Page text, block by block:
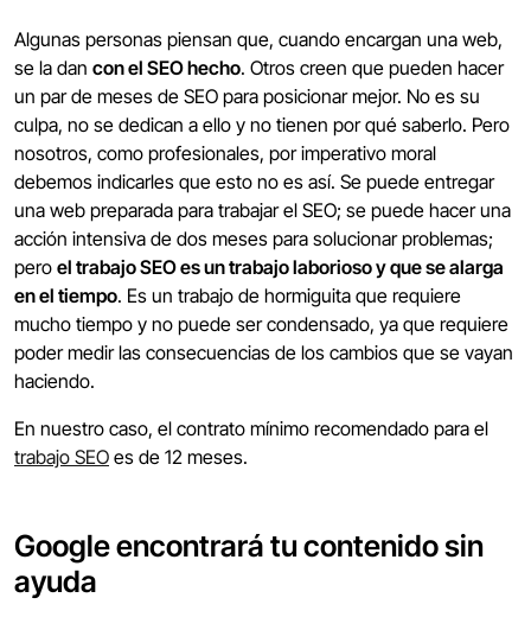
Algunas personas piensan que, cuando encargan una web,
se la dan con el SEO hecho. Otros creen que pueden hacer
un par de meses de SEO para posicionar mejor. No es su
culpa, no se dedican a ello y no tienen por qué saberlo. Pero
nosotros, como profesionales, por imperativo moral
debemos indicarles que esto no es así. Se puede entregar
una web preparada para trabajar el SEO; se puede hacer una
acción intensiva de dos meses para solucionar problemas;
pero el trabajo SEO es un trabajo laborioso y que se alarga
en el tiempo. Es un trabajo de hormiguita que requiere
mucho tiempo y no puede ser condensado, ya que requiere
poder medir las consecuencias de los cambios que se vayan
haciendo.
En nuestro caso, el contrato mínimo recomendado para el
trabajo SEO es de 12 meses.
Google encontrará tu contenido sin
ayuda